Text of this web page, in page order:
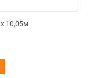
10,05м